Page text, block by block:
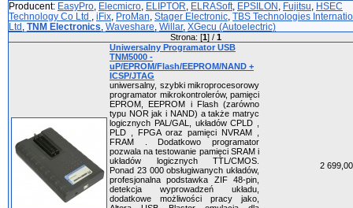
Producent: EasyPro Elecmicro ELIPTOR ELRASoft EPSILON Fujitsu
HSEC
Technology Co Ltd
iFix ProMan Stager Electronic TBS Technologies
Ltd TNM Electronics Waveshare Willar, XGecu (Autoelectric)
Strona: [1] / 1
Uniwersalny Programator USB
TNM5000 -
uP/EPROM/Flash/EEPROM/NAND +
ICSP/JTAG
uniwersalny, szybki mikroprocesorowy
programator mikrokontrolerów, pamięci
EPROM, EEPROM i Flash (zarówno
typu NOR jak i NAND) a także matryc
logicznych PAL/GAL, układów CPLD ,
PLD , FPGA oraz pamięci NVRAM ,
FRAM . Dodatkowo programator
pozwala na testowanie pamięci SRAM i
układów logicznych TTL/CMOS.
Ponad 23 000 obsługiwanych układów,
profesjonalna podstawka ZIF 48-pin,
detekcja wyprowadzeń układu,
dodatkowe możliwości pracy jako,
2 699,00